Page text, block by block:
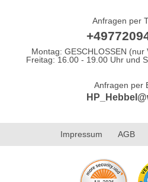
Anfragen per
Montag: GESCHLOSSEN
Freitag: 16.00 - 19.00 Uhr und
Anfragen per
Impressum AGB